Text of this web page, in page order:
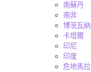
南蘇丹
南非
博茨瓦納
卡塔爾
印尼
印度
危地馬拉